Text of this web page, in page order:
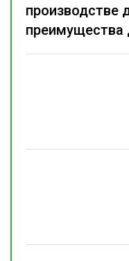
производстве
преимущества